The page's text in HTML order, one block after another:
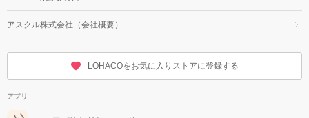
アスクル株式会社（会社概要）
LOHACOをお気に入りストアに登録する
アプリ